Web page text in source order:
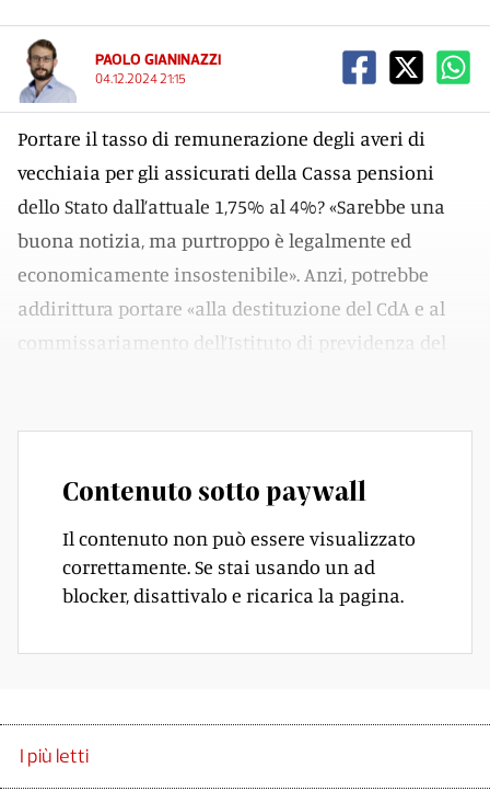
PAOLO GIANINAZZI
04.12.2024 21:15
Portare il tasso di remunerazione degli averi di
vecchiaia per gli assicurati della Cassa pensioni
dello Stato dall’attuale 1,75% al 4%? «Sarebbe una
buona notizia, ma purtroppo è legalmente ed
economicamente insostenibile». Anzi, potrebbe
addirittura portare «alla destituzione del CdA e al
commissariamento dell’Istituto di previdenza del
Contenuto sotto paywall
Il contenuto non può essere visualizzato
correttamente. Se stai usando un ad
blocker, disattivalo e ricarica la pagina.
I più letti